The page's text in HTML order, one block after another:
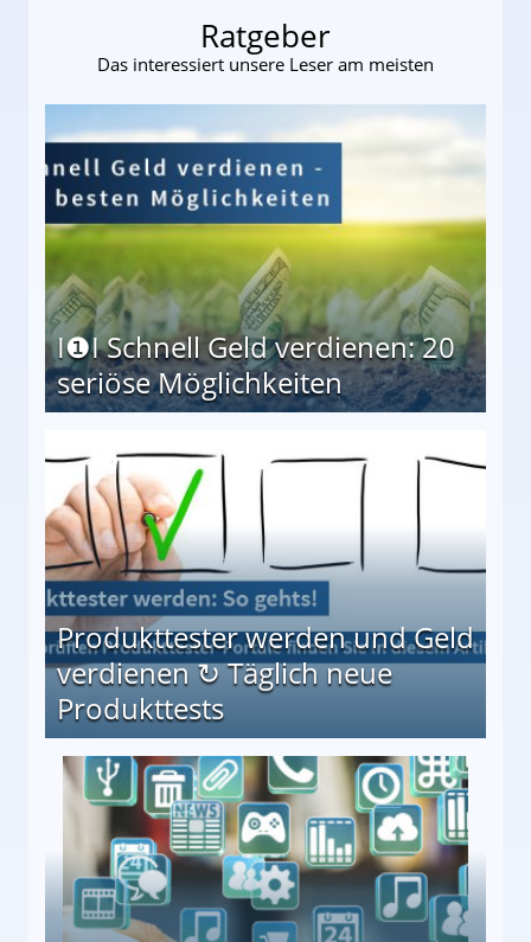
Ratgeber
Das interessiert unsere Leser am meisten
I❶I Schnell Geld verdienen: 20
seriöse Möglichkeiten
Produkttester werden und Geld
verdienen ↻ Täglich neue
Produkttests
↻ Täglich neue Produkttests